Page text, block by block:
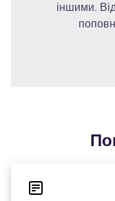
іншими.